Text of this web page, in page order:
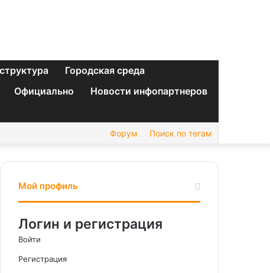
Городская среда
Официально
Новости инфопартнеров
Форум Поиск по тегам
Мой профиль
Логин и регистрация
Войти
Регистрация